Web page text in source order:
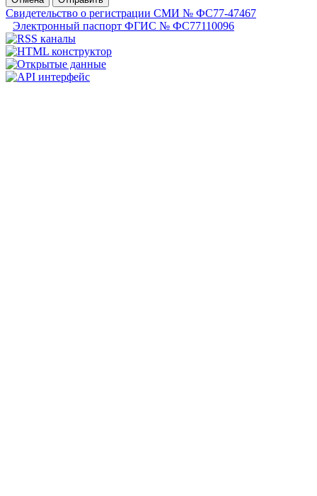
Свидетельство о регистрации СМИ № ФС77-47467
Электронный паспорт ФГИС № ФС77110096